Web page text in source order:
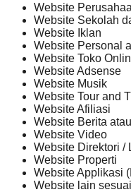
Website
Website Sekolah
Website Iklan
Website Personal
Website Toko
Website Adsense
Website Musik
Website Tour and
Website Afiliasi
Website Berita
Website Video
Website Direktori /
Website Properti
Website Applikasi
Website lain